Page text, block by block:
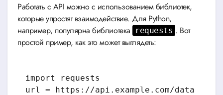
Работать с API можно с использованием библиотек,
которые упростят взаимодействие. Для Python,
например, популярна библиотека requests . Вот
простой пример, как это может выглядеть:
import requests
url = https://api.example.com/data